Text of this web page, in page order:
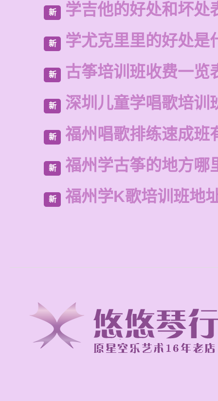
新 学吉他的好处和坏处
新 学尤克里里的好处是
新 古筝培训班收费一览
新 深圳儿童学唱歌培训
新 福州唱歌排练速成班
新 福州学古筝的地方哪
新 福州学K歌培训班地